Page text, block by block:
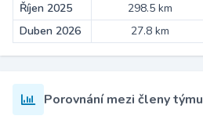
Říjen 2025
298.5 km
Duben 2026 27.8 km
Porovnání mezi členy týmu